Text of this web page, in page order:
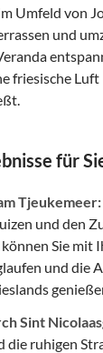
Umfeld von
und
friesische Luft
für
Tjeukemeer:
und den
Sie mit
und die
Sint
die ruhigen